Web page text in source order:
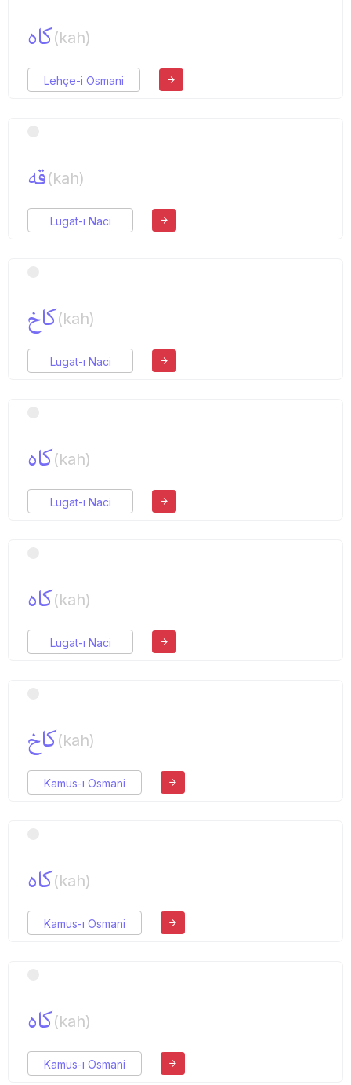
كاه(kah)
Lehçe-i Osmani
قه(kah)
Lugat-ı Naci
كاخ(kah)
Lugat-ı Naci
كاه(kah)
Lugat-ı Naci
كاه(kah)
Lugat-ı Naci
كاخ(kah)
Kamus-ı Osmani
كاه(kah)
Kamus-ı Osmani
كاه(kah)
Kamus-ı Osmani